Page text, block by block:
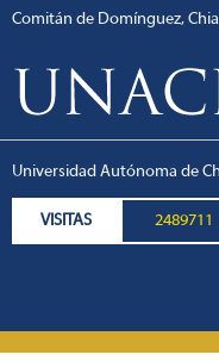
Comitán de Domínguez,
Universidad Autónoma de
VISITAS 2489711